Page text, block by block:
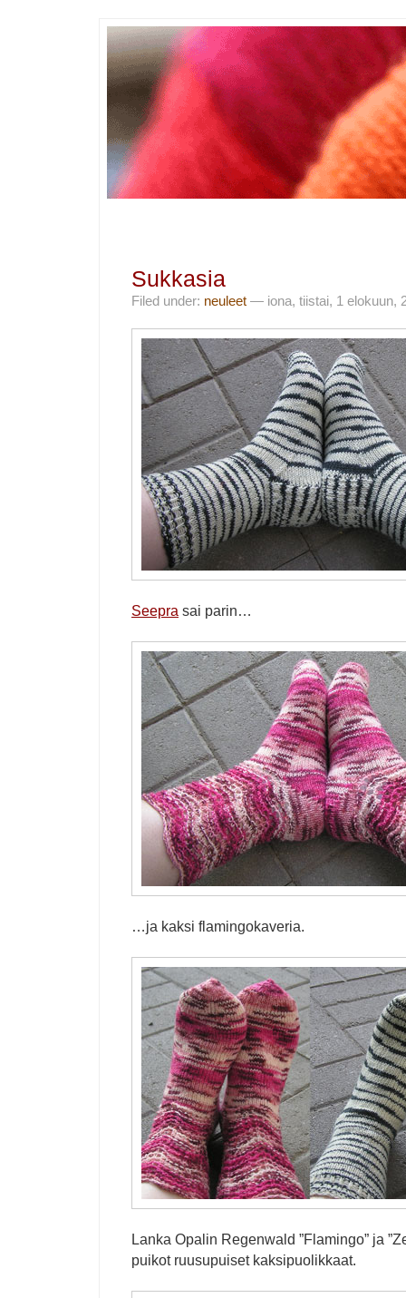
Sukkasia
Filed under: neuleet — iona, tiistai, 1 elokuun,
Seepra sai parin…
…ja kaksi flamingokaveria.
Lanka Opalin Regenwald ”Flamingo” ja
puikot ruusupuiset kaksipuolikkaat.